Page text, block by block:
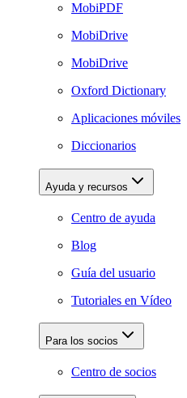
MobiPDF
MobiDrive
MobiDrive
Oxford Dictionary
Aplicaciones móviles
Diccionarios
Ayuda y recursos
Centro de ayuda
Blog
Guía del usuario
Tutoriales en Vídeo
Para los socios
Centro de socios